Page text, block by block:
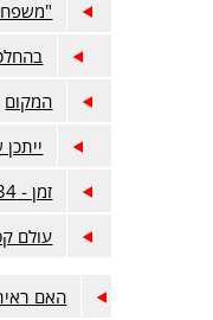
המקום
זמן - 02-5002834
עולם
האם